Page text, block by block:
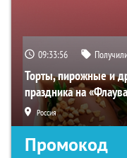
09:33:55
Торты, пирожные и
праздника на
Россия
Промокод